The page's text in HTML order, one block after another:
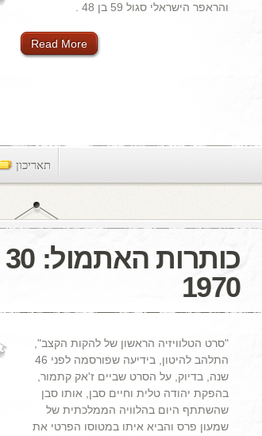
והראפר הישראלי סגול 59 בן 48 .
Read More
תאריכון
1970
"סרט הטלוויזיה הראשון של להקות הקצב",
התלהב להיטון, בידיעה שפורסמה לפני 46
שנה, בדיוק, על הסרט שביים ז'אק קתמור,
בהפקת יהודה טלית וחיים סבן, אותו סבן
שהשתתף היום בהלוויה הממלכתית של
שמעון פרס והביא איתו במטוסו הפרטי את